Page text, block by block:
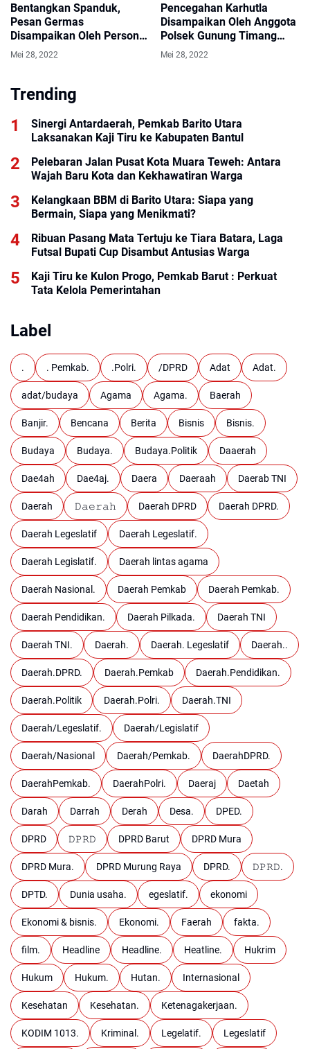
Bentangkan Spanduk,
Pesan Germas
Disampaikan Oleh Personil
Polsek Gunung Purei
Mei 28, 2022
Pencegahan Karhutla
Disampaikan Oleh Anggota
Polsek Gunung Timang
Sembari Bentangkan
Mei 28, 2022
Trending
Sinergi Antardaerah, Pemkab Barito Utara
Laksanakan Kaji Tiru ke Kabupaten Bantul
Pelebaran Jalan Pusat Kota Muara Teweh: Antara
Wajah Baru Kota dan Kekhawatiran Warga
Kelangkaan BBM di Barito Utara: Siapa yang
Bermain, Siapa yang Menikmati?
Ribuan Pasang Mata Tertuju ke Tiara Batara, Laga
Futsal Bupati Cup Disambut Antusias Warga
Kaji Tiru ke Kulon Progo, Pemkab Barut : Perkuat
Tata Kelola Pemerintahan
Label
. . Pemkab. .Polri. /DPRD Adat Adat.
adat/budaya Agama Agama. Baerah
Banjir. Bencana Berita Bisnis Bisnis.
Budaya Budaya. Budaya.Politik Daaerah
Dae4ah Dae4aj. Daera Daeraah Daerab TNI
Daerah 𝙳𝚊𝚎𝚛𝚊𝚑 Daerah DPRD Daerah DPRD.
Daerah Legeslatif Daerah Legeslatif.
Daerah Legislatif. Daerah lintas agama
Daerah Nasional. Daerah Pemkab Daerah Pemkab.
Daerah Pendidikan. Daerah Pilkada. Daerah TNI
Daerah TNI. Daerah. Daerah. Legeslatif Daerah..
Daerah.DPRD. Daerah.Pemkab Daerah.Pendidikan.
Daerah.Politik Daerah.Polri. Daerah.TNI
Daerah/Legeslatif. Daerah/Legislatif
Daerah/Nasional Daerah/Pemkab. DaerahDPRD.
DaerahPemkab. DaerahPolri. Daeraj Daetah
Darah Darrah Derah Desa. DPED.
DPRD 𝙳𝙿𝚁𝙳 DPRD Barut DPRD Mura
DPRD Mura. DPRD Murung Raya DPRD. 𝙳𝙿𝚁𝙳.
DPTD. Dunia usaha. egeslatif. ekonomi
Ekonomi & bisnis. Ekonomi. Faerah fakta.
film. Headline Headline. Heatline. Hukrim
Hukum Hukum. Hutan. Internasional
Kesehatan Kesehatan. Ketenagakerjaan.
KODIM 1013. Kriminal. Legelatif. Legeslatif